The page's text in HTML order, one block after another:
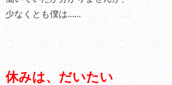
少なくとも僕は……
休みは、だいたい